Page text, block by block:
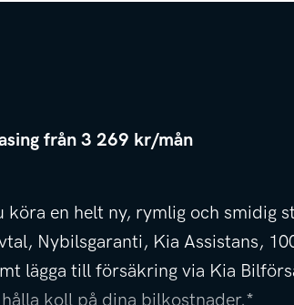
från 3 269 kr/mån
köra en helt ny, rymlig och smidig
Nybilsgaranti, Kia Assistans,
lägga till försäkring via Kia
koll på dina bilkostnader.*